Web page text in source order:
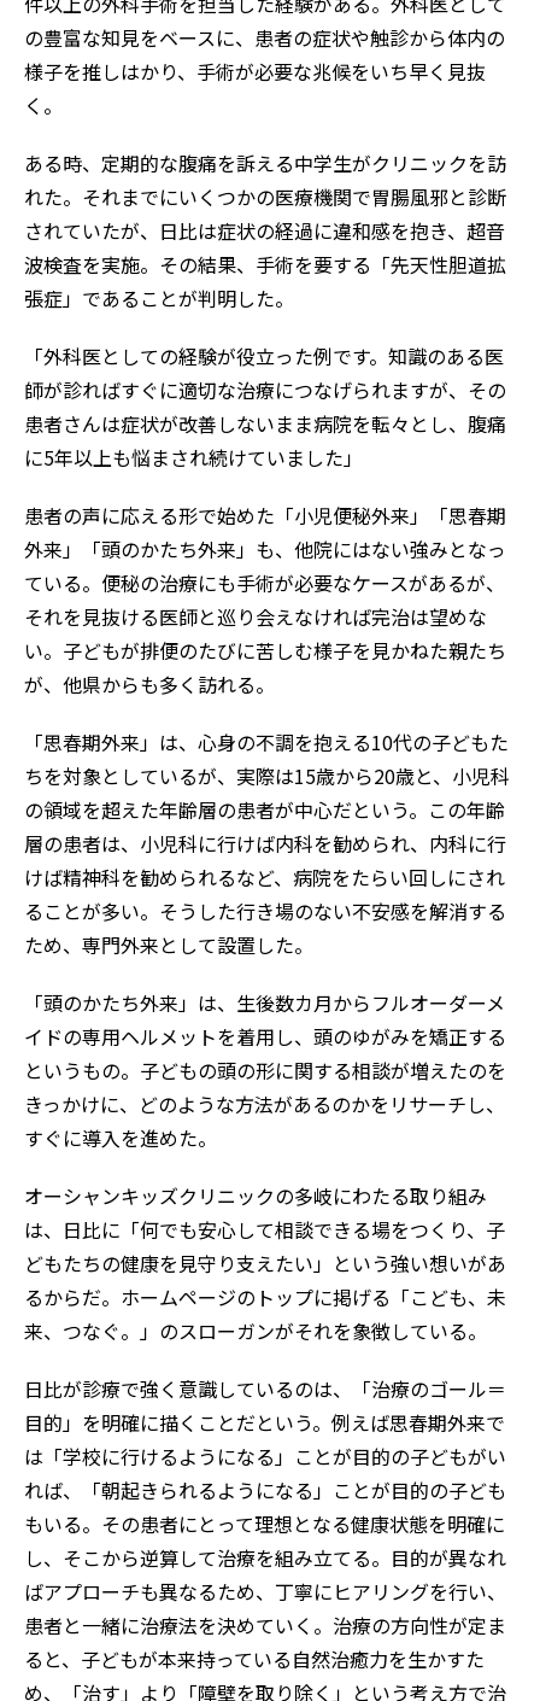
の豊富な知見をベースに、患者の症状や触診から体内の
様子を推しはかり、手術が必要な兆候をいち早く見抜
く。
ある時、定期的な腹痛を訴える中学生がクリニックを訪
れた。それまでにいくつかの医療機関で胃腸風邪と診断
されていたが、日比は症状の経過に違和感を抱き、超音
波検査を実施。その結果、手術を要する「先天性胆道拡
張症」であることが判明した。
「外科医としての経験が役立った例です。知識のある医
師が診ればすぐに適切な治療につなげられますが、その
患者さんは症状が改善しないまま病院を転々とし、腹痛
に5年以上も悩まされ続けていました」
患者の声に応える形で始めた「小児便秘外来」「思春期
外来」「頭のかたち外来」も、他院にはない強みとなっ
ている。便秘の治療にも手術が必要なケースがあるが、
それを見抜ける医師と巡り会えなければ完治は望めな
い。子どもが排便のたびに苦しむ様子を見かねた親たち
が、他県からも多く訪れる。
「思春期外来」は、心身の不調を抱える10代の子どもた
ちを対象としているが、実際は15歳から20歳と、小児科
の領域を超えた年齢層の患者が中心だという。この年齢
層の患者は、小児科に行けば内科を勧められ、内科に行
けば精神科を勧められるなど、病院をたらい回しにされ
ることが多い。そうした行き場のない不安感を解消する
ため、専門外来として設置した。
「頭のかたち外来」は、生後数カ月からフルオーダーメ
イドの専用ヘルメットを着用し、頭のゆがみを矯正する
というもの。子どもの頭の形に関する相談が増えたのを
きっかけに、どのような方法があるのかをリサーチし、
すぐに導入を進めた。
オーシャンキッズクリニックの多岐にわたる取り組み
は、日比に「何でも安心して相談できる場をつくり、子
どもたちの健康を見守り支えたい」という強い想いがあ
るからだ。ホームページのトップに掲げる「こども、未
来、つなぐ。」のスローガンがそれを象徴している。
日比が診療で強く意識しているのは、「治療のゴール＝
目的」を明確に描くことだという。例えば思春期外来で
は「学校に行けるようになる」ことが目的の子どもがい
れば、「朝起きられるようになる」ことが目的の子ども
もいる。その患者にとって理想となる健康状態を明確に
し、そこから逆算して治療を組み立てる。目的が異なれ
ばアプローチも異なるため、丁寧にヒアリングを行い、
患者と一緒に治療法を決めていく。治療の方向性が定ま
ると、子どもが本来持っている自然治癒力を生かすた
め、「治す」より「障壁を取り除く」という考え方で治